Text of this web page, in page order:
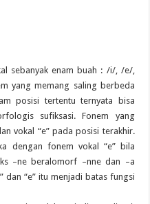
sebanyak enam buah : /i/, /e/,
yang memang saling berbeda
posisi tertentu ternyata bisa
sufiksasi. Fonem yang
vokal “e” pada posisi terakhir.
dengan fonem vokal “e” bila
–ne beralomorf –nne dan –a
dan “e” itu menjadi batas fungsi